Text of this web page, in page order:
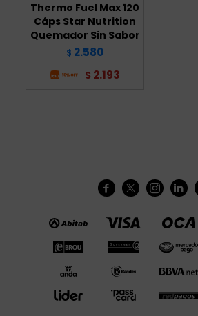
Thermo Fuel Max 120
Cáps Star Nutrition
Quemador Sin Sabor
$ 2.580
$ 2.193
   